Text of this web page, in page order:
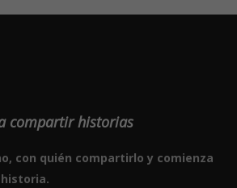
compartir historias
con quién compartirlo y comienza